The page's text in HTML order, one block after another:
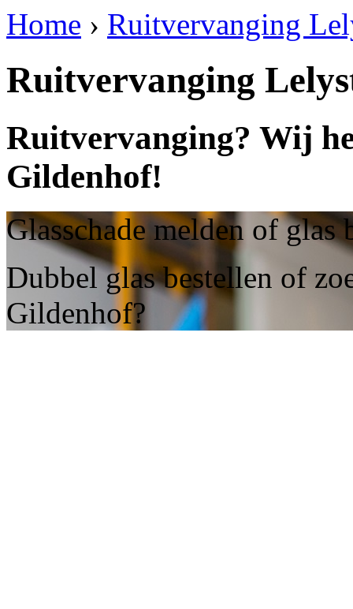
Home › Ruitvervanging
Ruitvervanging
Ruitvervanging? Wij
Gildenhof!
Glasschade melden of
Dubbel glas bestellen of
Gildenhof?